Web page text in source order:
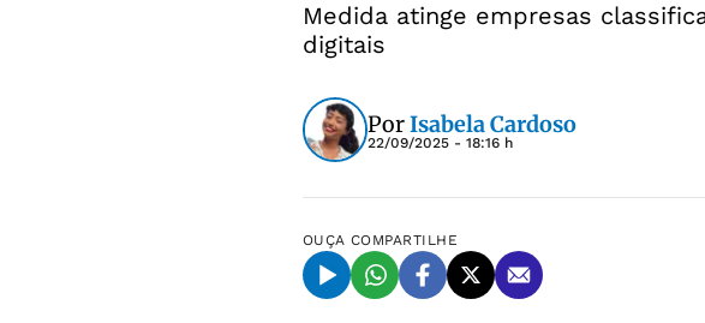
Medida atinge empresas
digitais
PorIsabela Cardoso
22/09/2025 - 18:16 h
OUÇA COMPARTILHE